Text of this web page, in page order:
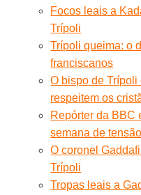
Focos leais a
Trípoli
Trípoli queima: o
franciscanos
O bispo de
respeitem os
Repórter da BBC
semana de tensão
O coronel
Trípoli
Tropas leais a